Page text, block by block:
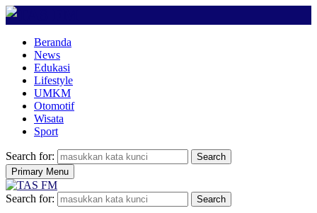
Beranda
News
Edukasi
Lifestyle
UMKM
Otomotif
Wisata
Sport
Search for:
Search
Primary Menu
Search for: Search